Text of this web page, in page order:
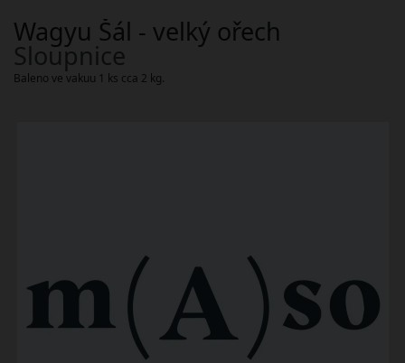
Baleno ve vakuu 1 ks cca 2 kg.
Wagyu Šál - velký ořech
Sloupnice